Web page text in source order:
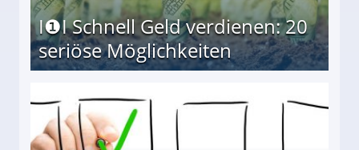
I❶I Schnell Geld verdienen: 20
seriöse Möglichkeiten